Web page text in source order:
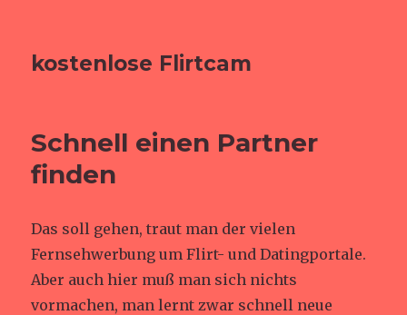
kostenlose Flirtcam
Schnell einen Partner
finden
Das soll gehen, traut man der vielen
Fernsehwerbung um Flirt- und Datingportale.
Aber auch hier muß man sich nichts
vormachen, man lernt zwar schnell neue